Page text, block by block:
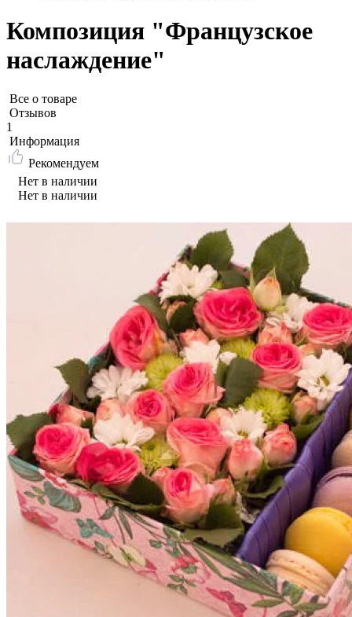
Композиция "Французское
наслаждение"
Все о товаре
Отзывов
1
Информация
Рекомендуем
Нет в наличии
Нет в наличии